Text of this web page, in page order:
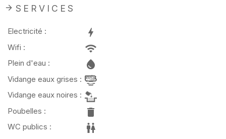
SERVICES
Electricité :
Wifi :
Plein d'eau :
Vidange eaux grises :
Vidange eaux noires :
Poubelles :
WC publics :